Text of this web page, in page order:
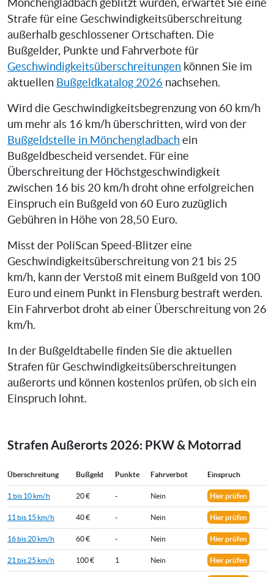
Mönchengladbach geblitzt wurden, erwartet Sie eine
Strafe für eine Geschwindigkeitsüberschreitung
außerhalb geschlossener Ortschaften. Die
Bußgelder, Punkte und Fahrverbote für
Geschwindigkeitsüberschreitungen können Sie im
aktuellen Bußgeldkatalog 2026 nachsehen.
Wird die Geschwindigkeitsbegrenzung von 60 km/h
um mehr als 16 km/h überschritten, wird von der
Bußgeldstelle in Mönchengladbach ein
Bußgeldbescheid versendet. Für eine
Überschreitung der Höchstgeschwindigkeit
zwischen 16 bis 20 km/h droht ohne erfolgreichen
Einspruch ein Bußgeld von 60 Euro zuzüglich
Gebühren in Höhe von 28,50 Euro.
Misst der PoliScan Speed-Blitzer eine
Geschwindigkeitsüberschreitung von 21 bis 25
km/h, kann der Verstoß mit einem Bußgeld von 100
Euro und einem Punkt in Flensburg bestraft werden.
Ein Fahrverbot droht ab einer Überschreitung von 26
km/h.
In der Bußgeldtabelle finden Sie die aktuellen
Strafen für Geschwindigkeitsüberschreitungen
außerorts und können kostenlos prüfen, ob sich ein
Einspruch lohnt.
Strafen Außerorts 2026: PKW & Motorrad
Überschreitung Bußgeld Punkte Fahrverbot Einspruch
1 bis 10 km/h 20 € - Nein Hier prüfen
11 bis 15 km/h 40 € - Nein Hier prüfen
16 bis 20 km/h 60 € - Nein Hier prüfen
21 bis 25 km/h 100 € 1 Nein Hier prüfen